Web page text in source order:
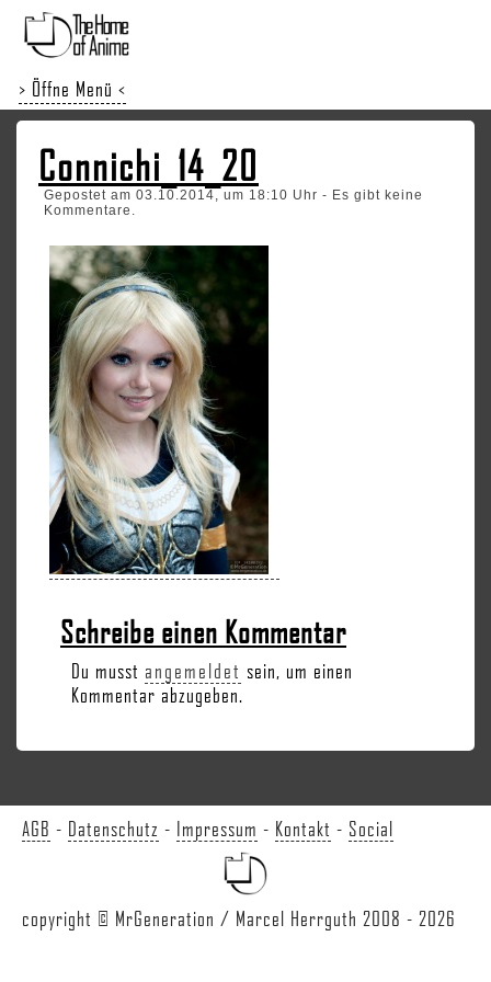
> Öffne Menü <
Connichi_14_20
Gepostet am 03.10.2014, um 18:10 Uhr - Es gibt keine
Kommentare.
Schreibe einen Kommentar
Du musst angemeldet sein, um einen
Kommentar abzugeben.
AGB - Datenschutz - Impressum - Kontakt - Social
copyright © MrGeneration / Marcel Herrguth 2008 - 2026